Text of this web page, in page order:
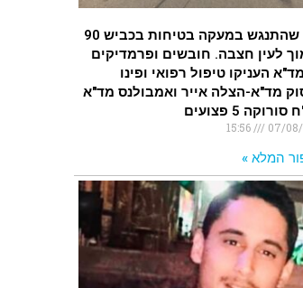
רכב שהתנגש במעקה בטיחות בכביש 90
לעין חצבה. חובשים ופרמדיקים
העניקו טיפול רפואי ופינו
מד"א-הצלה אייר ואמבולנס מד"א
5 פצועים
07/
המלא »